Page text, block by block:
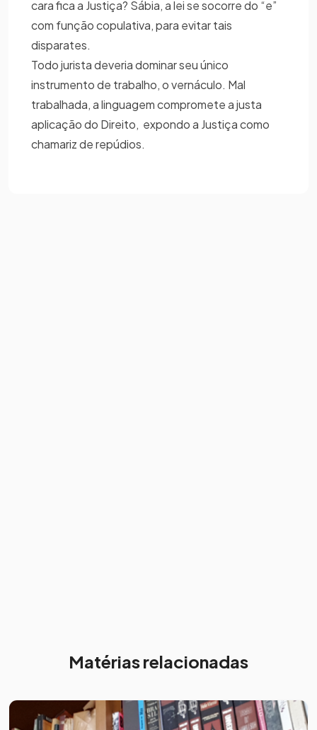
cara fica a Justiça? Sábia, a lei se socorre do “e”
com função copulativa, para evitar tais
disparates.
Todo jurista deveria dominar seu único
instrumento de trabalho, o vernáculo. Mal
trabalhada, a linguagem compromete a justa
aplicação do Direito, expondo a Justiça como
chamariz de repúdios.
Matérias relacionadas